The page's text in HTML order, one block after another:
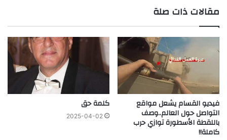
مقالات ذات صلة
فيديو القسام يشعل مواقع
التواصل حول العالم..وصف
باللقطة الأسطورة توازي حرب
كاملة!!
كلمة حق
2025-04-02